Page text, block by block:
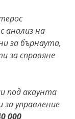
анализ на
за бърнаута,
за справяне
под акаунта
за управление
000